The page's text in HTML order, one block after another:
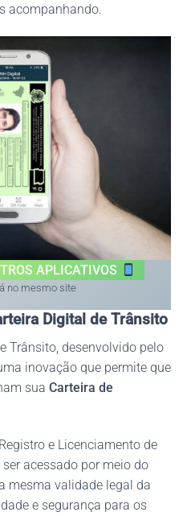
acompanhando.
APLICATIVOS
no mesmo site
Digital de Trânsito
Trânsito, desenvolvido pelo
inovação que permite que
sua Carteira de
e Licenciamento de
acessado por meio do
mesma validade legal da
e segurança para os